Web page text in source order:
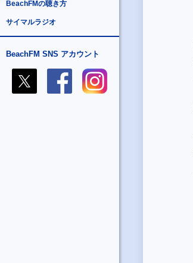
BeachFMの聴き方
サイマルラジオ
BeachFM SNS アカウント